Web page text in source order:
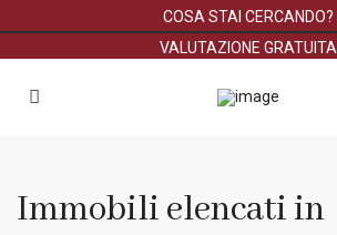
COSA STAI CERCANDO?
VALUTAZIONE GRATUITA
Immobili elencati in